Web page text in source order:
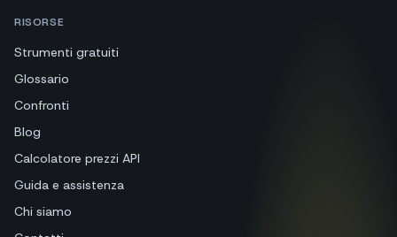
RISORSE
Strumenti gratuiti
Glossario
Confronti
Blog
Calcolatore prezzi API
Guida e assistenza
Chi siamo